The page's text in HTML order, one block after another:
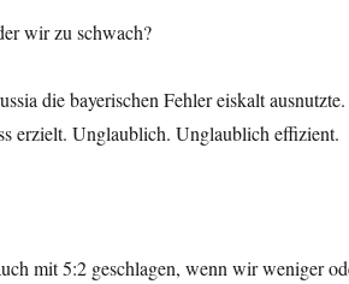
wir zu schwach?
die bayerischen Fehler eiskalt
erzielt. Unglaublich. Unglaublich effizient.
mit 5:2 geschlagen, wenn wir weniger